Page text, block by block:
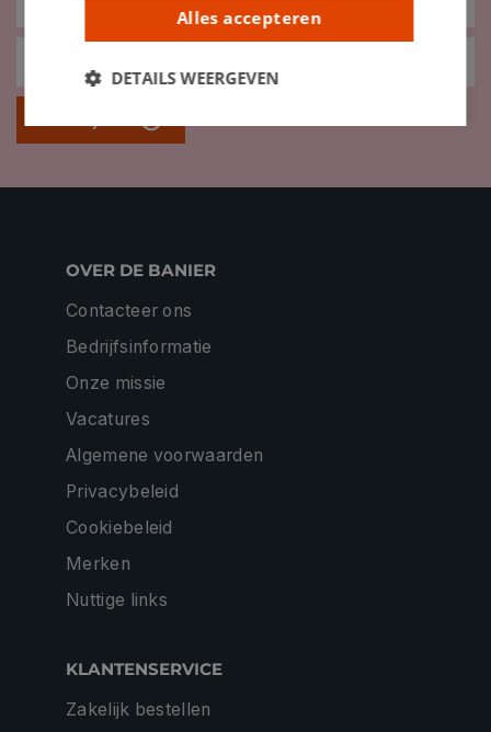
OVER DE BANIER
Contacteer ons
Bedrijfsinformatie
Onze missie
Vacatures
Algemene voorwaarden
Privacybeleid
Cookiebeleid
Merken
Nuttige links
KLANTENSERVICE
Zakelijk bestellen
Alles accepteren
DETAILS WEERGEVEN